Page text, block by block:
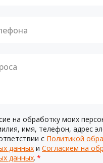
на обработку моих
имя, телефон, адрес
с Политикой
данных и Согласием на
данных. *